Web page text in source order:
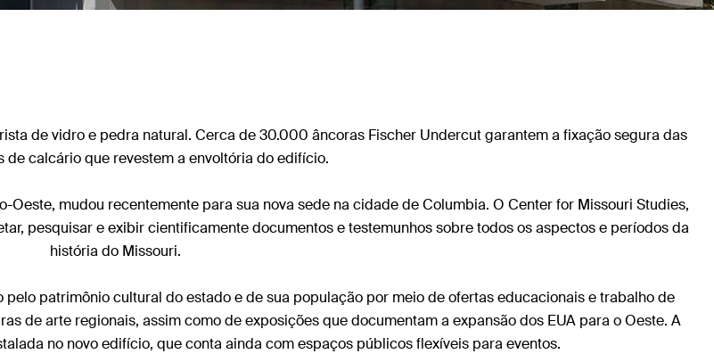
de vidro e pedra natural. Cerca de 30.000 âncoras Fischer Undercut garantem a fixação segura das
de calcário que revestem a envoltória do edifício.
mudou recentemente para sua nova sede na cidade de Columbia. O Center for Missouri Studies,
pesquisar e exibir cientificamente documentos e testemunhos sobre todos os aspectos e períodos da
história do Missouri.
patrimônio cultural do estado e de sua população por meio de ofertas educacionais e trabalho de
de arte regionais, assim como de exposições que documentam a expansão dos EUA para o Oeste. A
no novo edifício, que conta ainda com espaços públicos flexíveis para eventos.